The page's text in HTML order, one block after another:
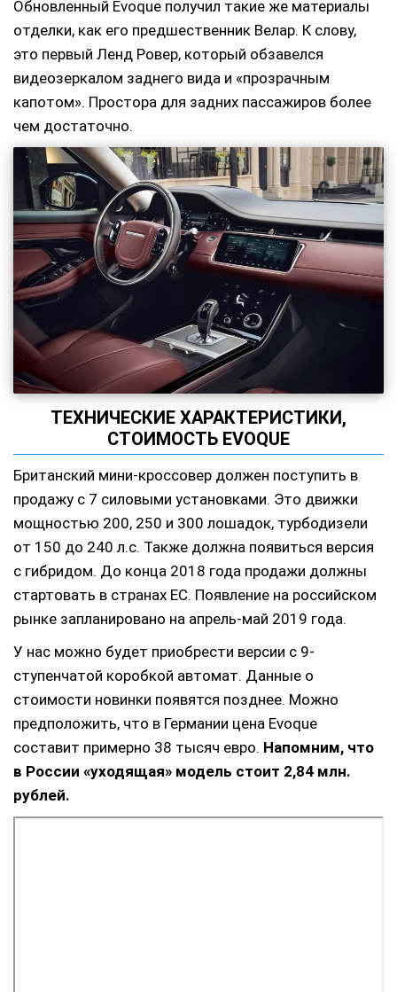
Обновленный Evoque получил такие же материалы
отделки, как его предшественник Велар. К слову,
это первый Ленд Ровер, который обзавелся
видеозеркалом заднего вида и «прозрачным
капотом». Простора для задних пассажиров более
чем достаточно.
ТЕХНИЧЕСКИЕ ХАРАКТЕРИСТИКИ,
СТОИМОСТЬ EVOQUE
Британский мини-кроссовер должен поступить в
продажу с 7 силовыми установками. Это движки
мощностью 200, 250 и 300 лошадок, турбодизели
от 150 до 240 л.с. Также должна появиться версия
с гибридом. До конца 2018 года продажи должны
стартовать в странах ЕС. Появление на российском
рынке запланировано на апрель-май 2019 года.
У нас можно будет приобрести версии с 9-
ступенчатой коробкой автомат. Данные о
стоимости новинки появятся позднее. Можно
предположить, что в Германии цена Evoque
составит примерно 38 тысяч евро. Напомним, что
в России «уходящая» модель стоит 2,84 млн.
рублей.